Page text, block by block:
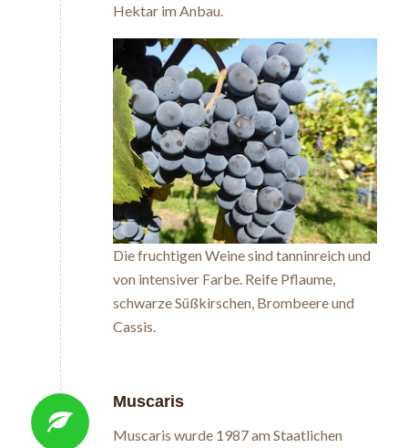
Hektar im Anbau.
Die fruchtigen Weine sind tanninreich und
von intensiver Farbe. Reife Pflaume,
schwarze Süßkirschen, Brombeere und
Cassis.
Muscaris
Muscaris wurde 1987 am Staatlichen